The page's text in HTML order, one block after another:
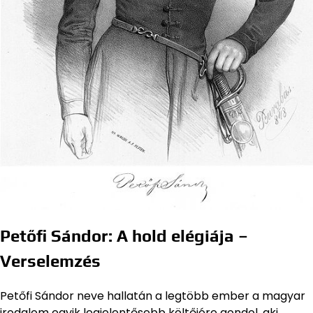
Petőfi Sándor: A hold elégiája –
Verselemzés
Petőfi Sándor neve hallatán a legtöbb ember a magyar